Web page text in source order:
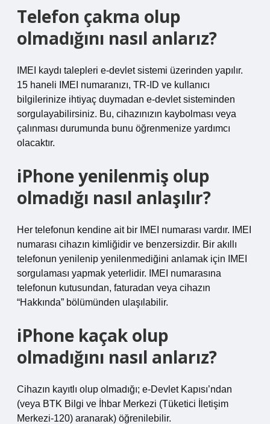
Telefon çakma olup
olmadığını nasıl anlarız?
IMEI kaydı talepleri e-devlet sistemi üzerinden yapılır.
15 haneli IMEI numaranızı, TR-ID ve kullanıcı
bilgilerinize ihtiyaç duymadan e-devlet sisteminden
sorgulayabilirsiniz. Bu, cihazınızın kaybolması veya
çalınması durumunda bunu öğrenmenize yardımcı
olacaktır.
iPhone yenilenmiş olup
olmadığı nasıl anlaşılır?
Her telefonun kendine ait bir IMEI numarası vardır. IMEI
numarası cihazın kimliğidir ve benzersizdir. Bir akıllı
telefonun yenilenip yenilenmediğini anlamak için IMEI
sorgulaması yapmak yeterlidir. IMEI numarasına
telefonun kutusundan, faturadan veya cihazın
“Hakkında” bölümünden ulaşılabilir.
iPhone kaçak olup
olmadığını nasıl anlarız?
Cihazın kayıtlı olup olmadığı; e-Devlet Kapısı’ndan
(veya BTK Bilgi ve İhbar Merkezi (Tüketici İletişim
Merkezi-120) aranarak) öğrenilebilir.